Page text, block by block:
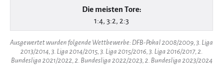
Die meisten Tore:
1:4, 3:2, 2:3
Ausgewertet wurden folgende Wettbewerbe: DFB-Pokal 2008/2009, 3. Liga
2013/2014, 3. Liga 2014/2015, 3. Liga 2015/2016, 3. Liga 2016/2017, 2.
Bundesliga 2021/2022, 2. Bundesliga 2022/2023, 2. Bundesliga 2023/2024